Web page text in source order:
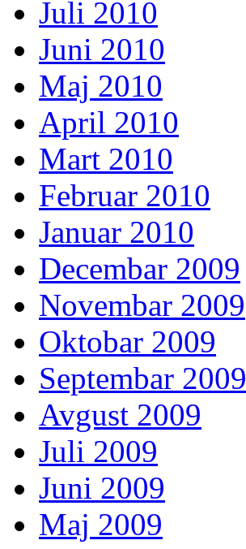
Juli 2010
Juni 2010
Maj 2010
April 2010
Mart 2010
Februar 2010
Januar 2010
Decembar 2009
Novembar 2009
Oktobar 2009
Septembar 2009
Avgust 2009
Juli 2009
Juni 2009
Maj 2009